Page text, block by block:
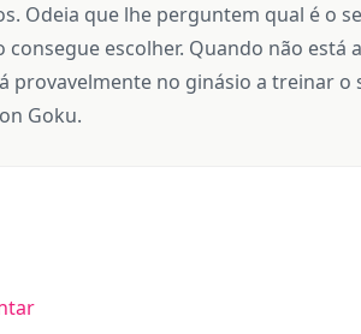
Odeia que lhe perguntem qual é o
consegue escolher. Quando não
provavelmente no ginásio a treinar
Goku.